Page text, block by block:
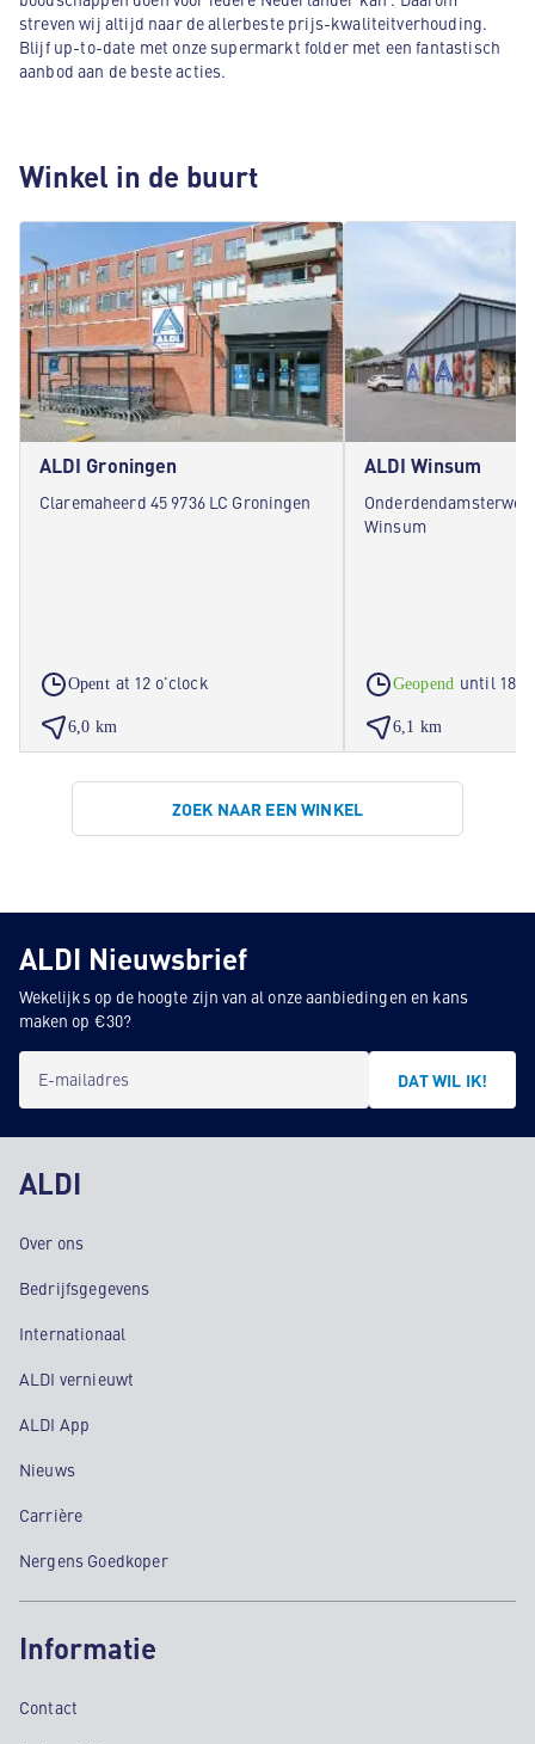
streven wij altijd naar de allerbeste prijs-kwaliteitverhouding.
Blijf up-to-date met onze supermarkt folder met een fantastisch
aanbod aan de beste acties.
Winkel in de buurt
ALDI Groningen
Claremaheerd 45 9736 LC Groningen
Opent at 12 o'clock
6,0 km
ALDI Winsum
Onderdendamsterweg
Winsum
Geopend until 18
6,1 km
ZOEK NAAR EEN WINKEL
ALDI Nieuwsbrief
Wekelijks op de hoogte zijn van al onze aanbiedingen en kans
maken op €30?
E-mailadres DAT WIL IK!
ALDI
Over ons
Bedrijfsgegevens
Internationaal
ALDI vernieuwt
ALDI App
Nieuws
Carrière
Nergens Goedkoper
Informatie
Contact